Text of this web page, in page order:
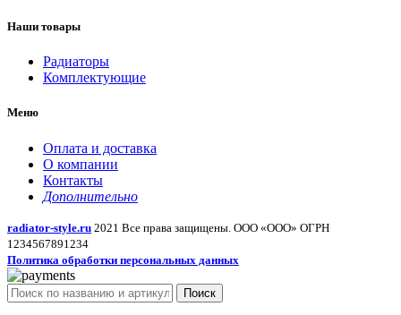
Наши товары
Радиаторы
Комплектующие
Меню
Оплата и доставка
О компании
Контакты
Дополнительно
radiator-style.ru 2021 Все права защищены. ООО «ООО» ОГРН
1234567891234
Политика обработки персональных данных
Поиск